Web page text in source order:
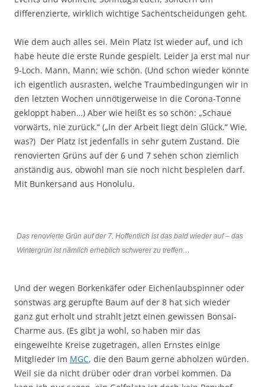
differenzierte, wirklich wichtige Sachentscheidungen geht.
Wie dem auch alles sei. Mein Platz ist wieder auf, und ich
habe heute die erste Runde gespielt. Leider ja erst mal nur
9-Loch. Mann, Mann; wie schön. (Und schon wieder könnte
ich eigentlich ausrasten, welche Traumbedingungen wir in
den letzten Wochen unnötigerweise in die Corona-Tonne
gekloppt haben…) Aber wie heißt es so schön: „Schaue
vorwärts, nie zurück.“ („In der Arbeit liegt dein Glück.“ Wie,
was?) Der Platz ist jedenfalls in sehr gutem Zustand. Die
renovierten Grüns auf der 6 und 7 sehen schon ziemlich
anständig aus, obwohl man sie noch nicht bespielen darf.
Mit Bunkersand aus Honolulu.
Das renovierte Grün auf der 7. Hoffentlich ist das bald wieder auf – das
Wintergrün ist nämlich erheblich schwerer zu treffen…
Und der wegen Borkenkäfer oder Eichenlaubspinner oder
sonstwas arg gerupfte Baum auf der 8 hat sich wieder
ganz gut erholt und strahlt jetzt einen gewissen Bonsai-
Charme aus. (Es gibt ja wohl, so haben mir das
eingeweihte Kreise zugetragen, allen Ernstes einige
Mitglieder im MGC, die den Baum gerne abholzen würden.
Weil sie da nicht drüber oder dran vorbei kommen. Da